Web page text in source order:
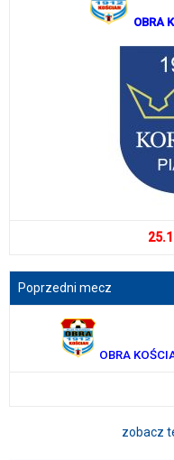
OBRA
Poprzedni mecz
OBRA
zobacz